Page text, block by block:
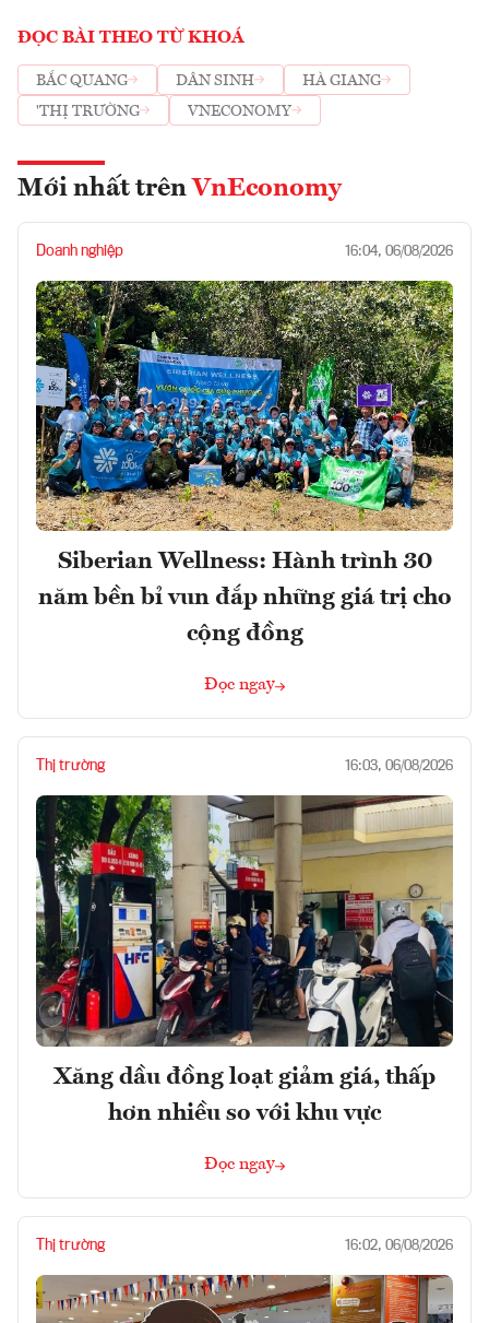
ĐỌC BÀI THEO TỪ KHOÁ
BẮC QUANG DÂN SINH
HÀ GIANG
'THỊ TRƯỜNG
VNECONOMY
Mới nhất trên VnEconomy
Doanh nghiệp 16:04, 06/08/2026
Siberian Wellness: Hành trình 30
năm bền bỉ vun đắp những giá trị cho
cộng đồng
Đọc ngay
Thị trường 16:03, 06/08/2026
Xăng dầu đồng loạt giảm giá, thấp
hơn nhiều so với khu vực
Đọc ngay
Thị trường 16:02, 06/08/2026